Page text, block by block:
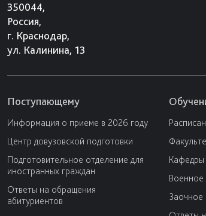
350044,
Россия,
г. Краснодар,
ул. Калинина, 13
Поступающему
Информация о приеме в 2026 году
Центр довузовской подготовки
Подготовительное отделение для
иностранных граждан
Ответы на обращения
абитуриентов
Кафедры
Военное
Заочное